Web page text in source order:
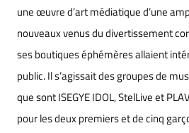
une œuvre d’art médiatique d’une
nouveaux venus du divertissement
ses boutiques éphémères allaient
public. Il s’agissait des groupes de
que sont ISEGYE IDOL, StelLive et
pour les deux premiers et de cinq